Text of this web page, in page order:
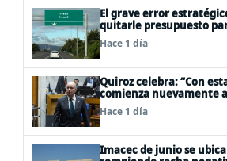
El grave error
quitarle presupuesto
vial del Biobío
Hace 1 día
Quiroz celebra: “Con
comienza nuevamente
Hace 1 día
Imacec de junio se ubica